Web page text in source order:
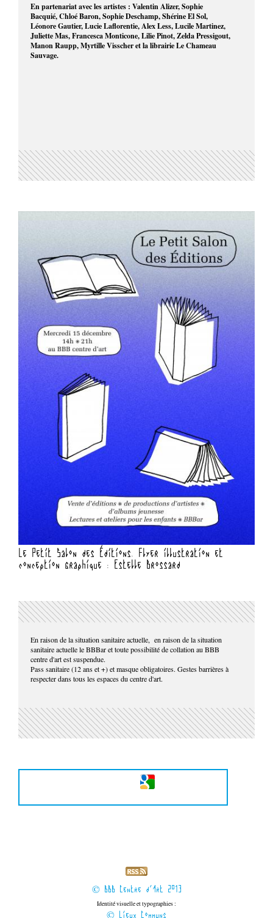
En partenariat avec les artistes : Valentin Alizer, Sophie
Bacquié, Chloé Baron, Sophie Deschamp, Shérine El Sol,
Léonore Gautier, Lucie Laflorentie, Alex Less, Lucile Martinez,
Juliette Mas, Francesca Monticone, Lilie Pinot, Zelda Pressigout,
Manon Raupp, Myrtille Visscher et la librairie Le Chameau
Sauvage.
Le Petit Salon des Éditions. Flyer illustration et
conception graphique : Estelle Brossard
En raison de la situation sanitaire actuelle, en raison de la situation
sanitaire actuelle le BBBar et toute possibilité de collation au BBB
centre d'art est suspendue.
Pass sanitaire (12 ans et +) et masque obligatoires. Gestes barrières à
respecter dans tous les espaces du centre d'art.
© BBB Centre d'Art 2013
Identité visuelle et typographies :
© Lieux Communs